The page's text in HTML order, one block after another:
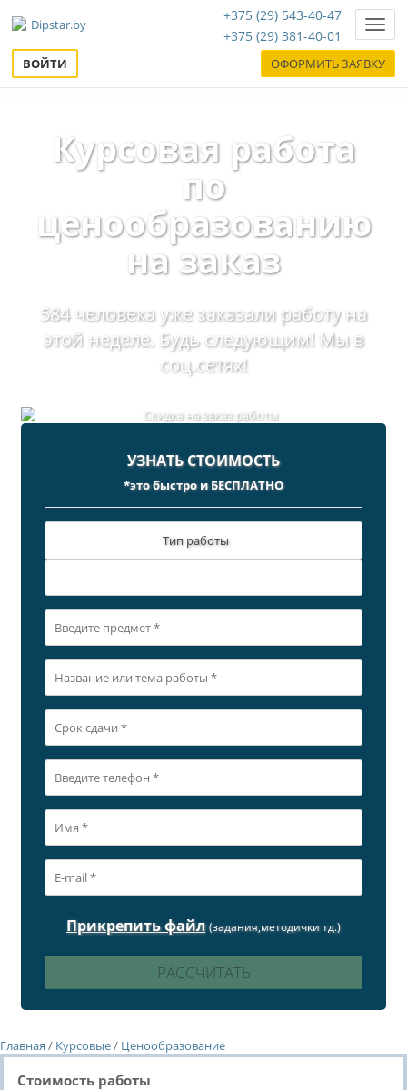
+375 (29) 543-40-47
+375 (29) 381-40-01
ВОЙТИ ОФОРМИТЬ ЗАЯВКУ
Курсовая работа
по
ценообразованию
на заказ
584 человека уже заказали работу на
этой неделе. Будь следующим! Мы в
соц.сетях!
УЗНАТЬ СТОИМОСТЬ
*это быстро и БЕСПЛАТНО
Тип работы
Прикрепить файл (задания,методички тд.)
Главная / Курсовые/ Ценообразование
Стоимость работы